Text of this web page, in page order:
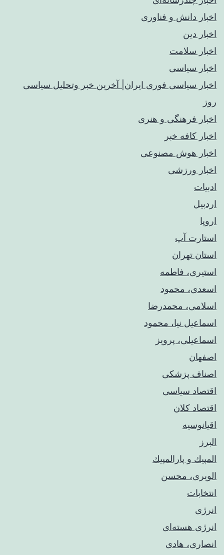
اخبار دانش و فناوری
اخبار دین
اخبار سلامت
اخبار سیاسی
اخبار سیاسی فوری ایران| آخرین خبر وتحلیل سیاسی
روز
اخبار فرهنگی و هنری
اخبار کافه خبر
اخبار هوش مصنوعی
اخبار ورزشی
ادبیات
اردبیل
اروپا
استارت آپ
استان تهران
استیری، فاطمه
اسعدی، محمود
اسلامی، محمدرضا
اسماعیل نیا، محمود
اسماعیلی، پرویز
اصفهان
اصناف پزشکی
اقتصاد سیاسی
اقتصاد کلان
اقیانوسیه
البرز
المپيك و پارالمپيك
الویری، محسن
انتخابات
انرژی
انرژی هسته‌ای
انصاری، هادی